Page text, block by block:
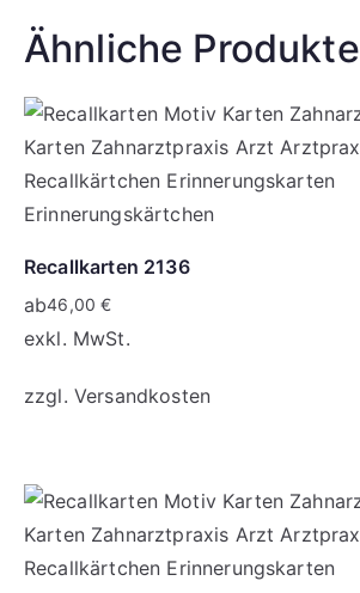
Ähnliche Produkte
Recallkarten 2136
ab46,00€
exkl. MwSt.
zzgl. Versandkosten